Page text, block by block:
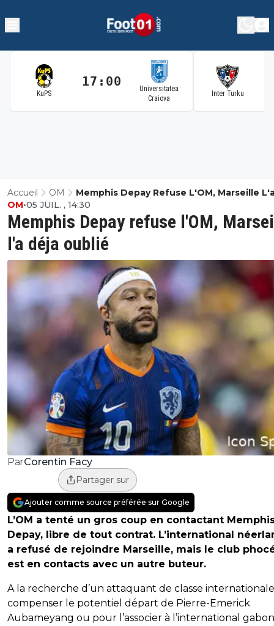
KuPS
17:00
Universitatea
Craiova
Inter Turku
Accueil OM
Memphis Depay Refuse L'OM, Marseille
Oublié
Memphis Depay refuse l'OM,
l'a déja oublié
OM•05 JUIL. , 14:30
ParCorentin Facy
Partager sur
Ajouter comme source préférée sur Google
L’OM a tenté un gros coup en contactant
Depay, libre de tout contrat. L’international
a refusé de rejoindre Marseille, mais le club
est en contacts avec un autre buteur.
A la recherche d’un attaquant de classe
compenser le potentiel départ de Pierre-Emerick
Aubameyang ou pour l’associer à l’international